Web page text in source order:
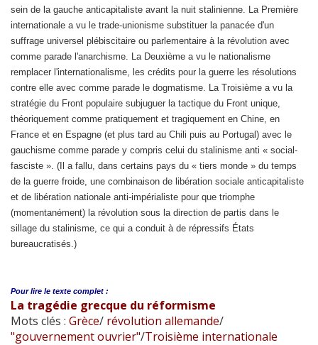
sein de la gauche anticapitaliste avant la nuit stalinienne. La Première
internationale a vu le trade-unionisme substituer la panacée d'un
suffrage universel plébiscitaire ou parlementaire à la révolution avec
comme parade l'anarchisme. La Deuxième a vu le nationalisme
remplacer l'internationalisme, les crédits pour la guerre les résolutions
contre elle avec comme parade le dogmatisme. La Troisième a vu la
stratégie du Front populaire subjuguer la tactique du Front unique,
théoriquement comme pratiquement et tragiquement en Chine, en
France et en Espagne (et plus tard au Chili puis au Portugal) avec le
gauchisme comme parade y compris celui du stalinisme anti « social-
fasciste ». (Il a fallu, dans certains pays du « tiers monde » du temps
de la guerre froide, une combinaison de libération sociale anticapitaliste
et de libération nationale anti-impérialiste pour que triomphe
(momentanément) la révolution sous la direction de partis dans le
sillage du stalinisme, ce qui a conduit à de répressifs États
bureaucratisés.)
Pour lire le texte complet :
La tragédie grecque du réformisme
Mots clés : Grèce/ révolution allemande/
"gouvernement ouvrier"/Troisième internationale